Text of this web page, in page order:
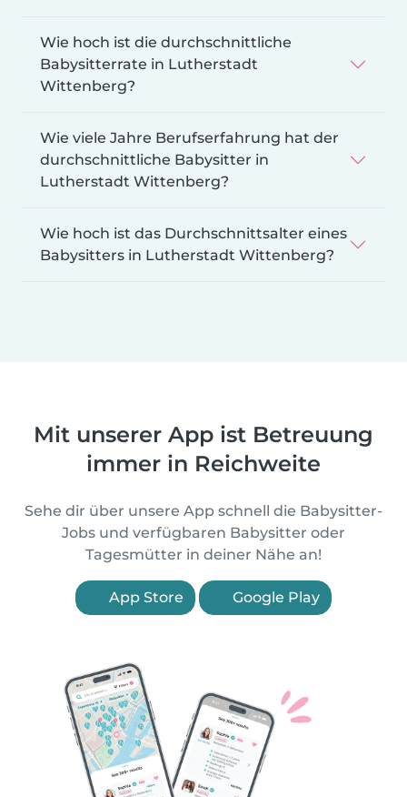
Wie hoch ist die durchschnittliche
Babysitterrate in Lutherstadt
Wittenberg?
Wie viele Jahre Berufserfahrung hat der
durchschnittliche Babysitter in
Lutherstadt Wittenberg?
Wie hoch ist das Durchschnittsalter eines
Babysitters in Lutherstadt Wittenberg?
Mit unserer App ist Betreuung
immer in Reichweite
Sehe dir über unsere App schnell die Babysitter-
Jobs und verfügbaren Babysitter oder
Tagesmütter in deiner Nähe an!
App Store Google Play